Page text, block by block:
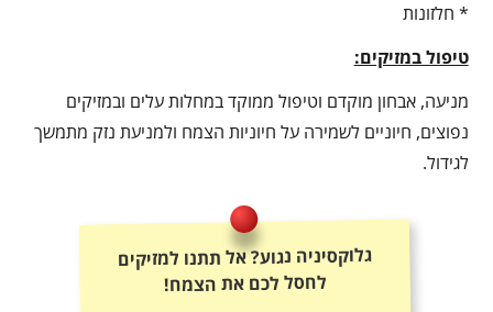
* חלזונות
טיפול במזיקים:
מניעה, אבחון מוקדם וטיפול ממוקד במחלות עלים ובמזיקים
נפוצים, חיוניים לשמירה על חיוניות הצמח ולמניעת נזק מתמשך
לגידול.
גלוקסיניה נגוע? אל תתנו למזיקים
לחסל לכם את הצמח!